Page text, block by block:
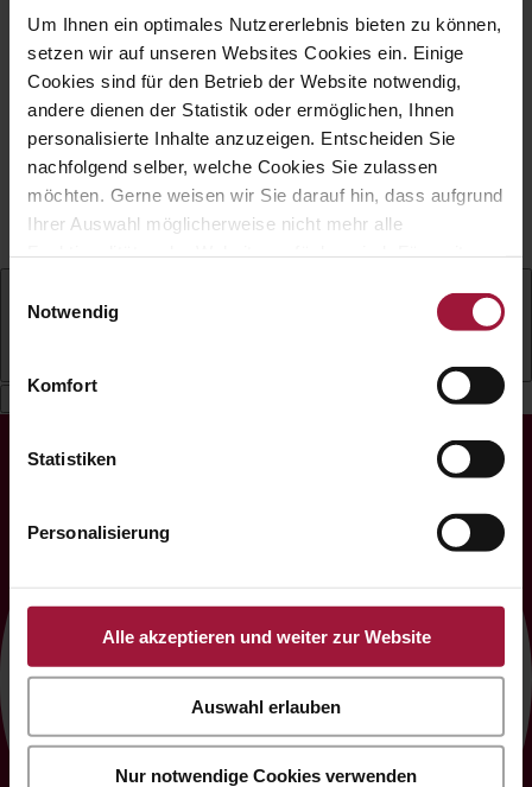
Um Ihnen ein optimales Nutzererlebnis bieten zu können,
setzen wir auf unseren Websites Cookies ein. Einige
Cookies sind für den Betrieb der Website notwendig,
andere dienen der Statistik oder ermöglichen, Ihnen
personalisierte Inhalte anzuzeigen. Entscheiden Sie
nachfolgend selber, welche Cookies Sie zulassen
möchten. Gerne weisen wir Sie darauf hin, dass aufgrund
Ihrer Auswahl möglicherweise nicht mehr alle
Datenschutzerklärung und Cookie Policy.
Notwendig
Komfort
Statistiken
Personalisierung
Alle akzeptieren und weiter zur Website
Auswahl erlauben
Nur notwendige Cookies verwenden
Impressum|Datenschutz|Cookies|
Barrierefreiheit
Copyright © Hubers Landhendl | Webdesign
byAufwind Werbeagentur
Gefördert mit Mitteln aus dem Zukunftsfonds
„Arbeit Menschen Digital" der AK
Oberösterreich.